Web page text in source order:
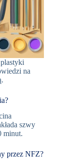
na
szwy
minut.
przez NFZ?